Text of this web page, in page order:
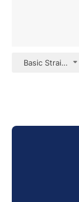
Basic Straight